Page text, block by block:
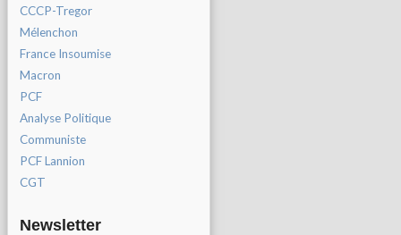
CCCP-Tregor
Mélenchon
France Insoumise
Macron
PCF
Analyse Politique
Communiste
PCF Lannion
CGT
Newsletter